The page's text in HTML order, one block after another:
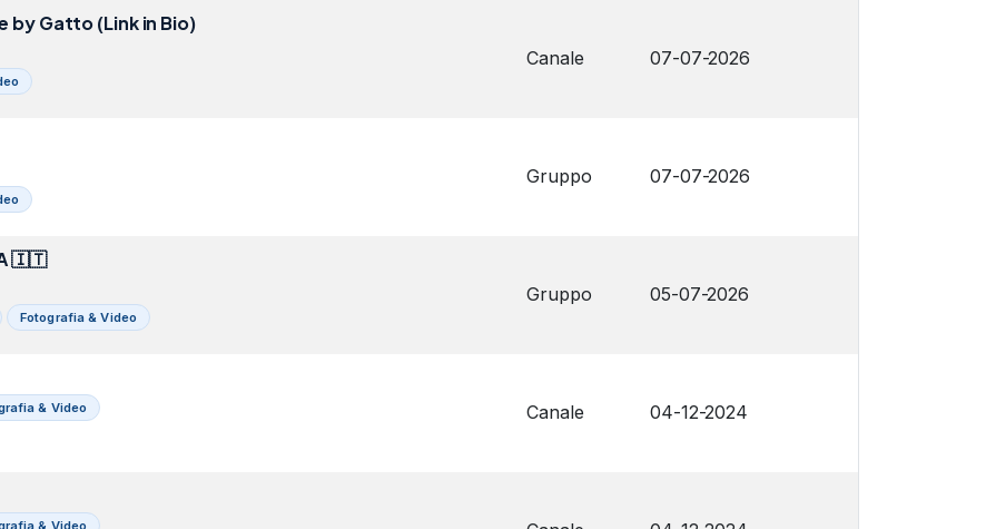
by Gatto (Link in Bio)
Canale 07-07-2026
Gruppo 07-07-2026
🇮🇹
Fotografia & Video
Gruppo 05-07-2026
& Video Canale 04-12-2024
& Video